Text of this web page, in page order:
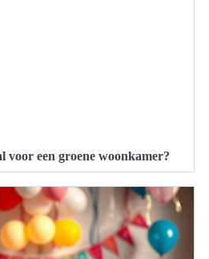
voor een groene woonkamer?